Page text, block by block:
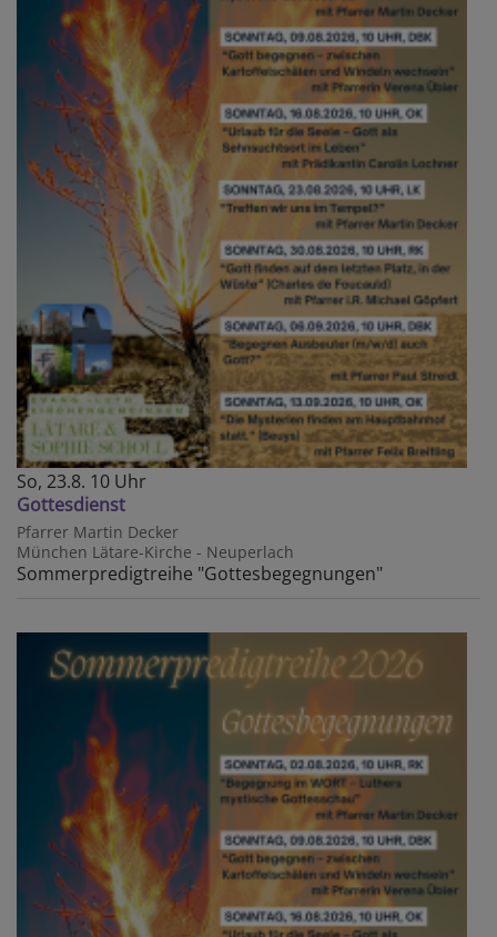
So, 23.8. 10 Uhr
Gottesdienst
Pfarrer Martin Decker
München Lätare-Kirche - Neuperlach
Sommerpredigtreihe "Gottesbegegnungen"